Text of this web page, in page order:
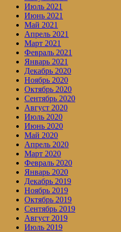
Июль 2021
Июнь 2021
Май 2021
Апрель 2021
Март 2021
Февраль 2021
Январь 2021
Декабрь 2020
Ноябрь 2020
Октябрь 2020
Сентябрь 2020
Август 2020
Июль 2020
Июнь 2020
Май 2020
Апрель 2020
Март 2020
Февраль 2020
Январь 2020
Декабрь 2019
Ноябрь 2019
Октябрь 2019
Сентябрь 2019
Август 2019
Июль 2019